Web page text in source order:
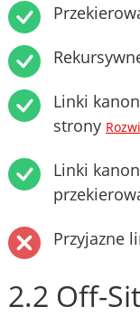
Linki
strony
Linki
Przyjazne
2.2 Off-